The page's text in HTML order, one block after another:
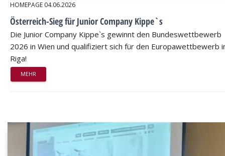
HOMEPAGE 04.06.2026
Österreich-Sieg für Junior Company Kippe`s
Die Junior Company Kippe`s gewinnt den Bundeswettbewerb
2026 in Wien und qualifiziert sich für den Europawettbewerb
Riga!
MEHR